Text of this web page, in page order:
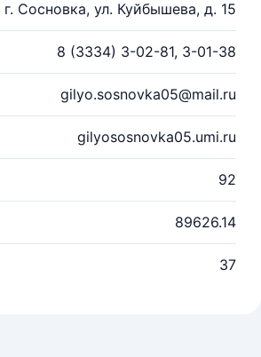
г. Сосновка, ул. Куйбышева, д. 15
8 (3334) 3-02-81, 3-01-38
gilyo.sosnovka05@mail.ru
gilyososnovka05.umi.ru
92
89626.14
37